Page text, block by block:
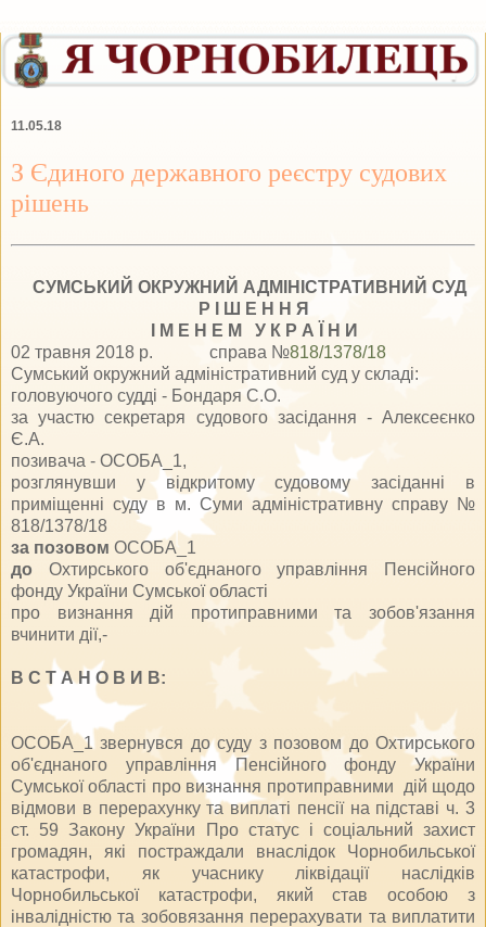
11.05.18
З Єдиного державного реєстру судових
рішень
СУМСЬКИЙ ОКРУЖНИЙ АДМІНІСТРАТИВНИЙ СУД
Р І Ш Е Н Н Я
І М Е Н Е М У К Р А Ї Н И
02 травня 2018 р.
справа №818/1378/18
Сумський окружний адміністративний суд у складі:
головуючого судді - Бондаря С.О.
за участю секретаря судового засідання - Алексеєнко
Є.А.
позивача - ОСОБА_1,
розглянувши у відкритому судовому засіданні в
приміщенні суду в м. Суми адміністративну справу №
818/1378/18
за позовом ОСОБА_1
до Охтирського об'єднаного управління Пенсійного
фонду України Сумської області
про визнання дій протиправними та зобов'язання
вчинити дії,-
В С Т А Н О В И В:
ОСОБА_1 звернувся до суду з позовом до Охтирського
об'єднаного управління Пенсійного фонду України
Сумської області про визнання протиправними дій щодо
відмови в перерахунку та виплаті пенсії на підставі ч. 3
ст. 59 Закону України
Про статус і соціальний захист
громадян, які постраждали внаслідок Чорнобильської
катастрофи, як учаснику ліквідації наслідків
Чорнобильської катастрофи, який став особою з
інвалідністю та зобовязання перерахувати та виплатити